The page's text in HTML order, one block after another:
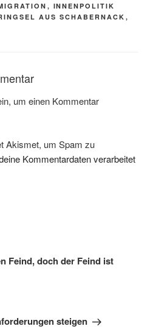
, INNENPOLITIK
AUS SCHABERNACK ,
um einen Kommentar
Akismet, um Spam zu
Kommentardaten verarbeitet
Feind, doch der Feind ist
steigen